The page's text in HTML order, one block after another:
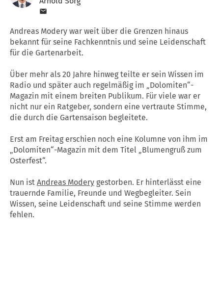
Andreas Modery war weit über die Grenzen hinaus
bekannt für seine Fachkenntnis und seine Leidenschaft
für die Gartenarbeit.
Über mehr als 20 Jahre hinweg teilte er sein Wissen im
Radio und später auch regelmäßig im „Dolomiten“-
Magazin mit einem breiten Publikum. Für viele war er
nicht nur ein Ratgeber, sondern eine vertraute Stimme,
die durch die Gartensaison begleitete.
Erst am Freitag erschien noch eine Kolumne von ihm im
„Dolomiten“-Magazin mit dem Titel „Blumengruß zum
Osterfest“.
Nun ist Andreas Modery gestorben. Er hinterlässt eine
trauernde Familie, Freunde und Wegbegleiter. Sein
Wissen, seine Leidenschaft und seine Stimme werden
fehlen.